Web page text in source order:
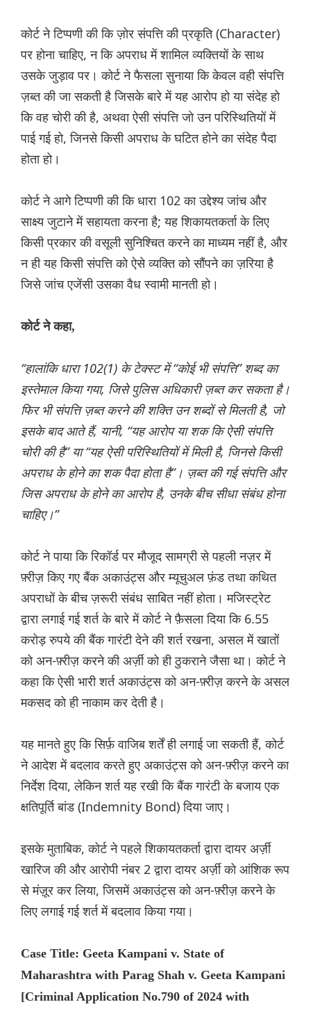
कोर्ट ने टिप्पणी की कि ज़ोर संपत्ति की प्रकृति (Character)
पर होना चाहिए, न कि अपराध में शामिल व्यक्तियों के साथ
उसके जुड़ाव पर। कोर्ट ने फैसला सुनाया कि केवल वही संपत्ति
ज़ब्त की जा सकती है जिसके बारे में यह आरोप हो या संदेह हो
कि वह चोरी की है, अथवा ऐसी संपत्ति जो उन परिस्थितियों में
पाई गई हो, जिनसे किसी अपराध के घटित होने का संदेह पैदा
होता हो।
कोर्ट ने आगे टिप्पणी की कि धारा 102 का उद्देश्य जांच और
साक्ष्य जुटाने में सहायता करना है; यह शिकायतकर्ता के लिए
किसी प्रकार की वसूली सुनिश्चित करने का माध्यम नहीं है, और
न ही यह किसी संपत्ति को ऐसे व्यक्ति को सौंपने का ज़रिया है
जिसे जांच एजेंसी उसका वैध स्वामी मानती हो।
कोर्ट ने कहा,
“हालांकि धारा 102(1) के टेक्स्ट में “कोई भी संपत्ति” शब्द का
इस्तेमाल किया गया, जिसे पुलिस अधिकारी ज़ब्त कर सकता है।
फिर भी संपत्ति ज़ब्त करने की शक्ति उन शब्दों से मिलती है, जो
इसके बाद आते हैं, यानी, “यह आरोप या शक कि ऐसी संपत्ति
चोरी की है” या “यह ऐसी परिस्थितियों में मिली है, जिनसे किसी
अपराध के होने का शक पैदा होता है”। ज़ब्त की गई संपत्ति और
जिस अपराध के होने का आरोप है, उनके बीच सीधा संबंध होना
चाहिए।”
कोर्ट ने पाया कि रिकॉर्ड पर मौजूद सामग्री से पहली नज़र में
फ़्रीज़ किए गए बैंक अकाउंट्स और म्यूचुअल फ़ंड तथा कथित
अपराधों के बीच ज़रूरी संबंध साबित नहीं होता। मजिस्ट्रेट
द्वारा लगाई गई शर्त के बारे में कोर्ट ने फ़ैसला दिया कि 6.55
करोड़ रुपये की बैंक गारंटी देने की शर्त रखना, असल में खातों
को अन-फ़्रीज़ करने की अर्ज़ी को ही ठुकराने जैसा था। कोर्ट ने
कहा कि ऐसी भारी शर्त अकाउंट्स को अन-फ़्रीज़ करने के असल
मकसद को ही नाकाम कर देती है।
यह मानते हुए कि सिर्फ़ वाजिब शर्तें ही लगाई जा सकती हैं, कोर्ट
ने आदेश में बदलाव करते हुए अकाउंट्स को अन-फ़्रीज़ करने का
निर्देश दिया, लेकिन शर्त यह रखी कि बैंक गारंटी के बजाय एक
क्षतिपूर्ति बांड (Indemnity Bond) दिया जाए।
इसके मुताबिक, कोर्ट ने पहले शिकायतकर्ता द्वारा दायर अर्ज़ी
खारिज की और आरोपी नंबर 2 द्वारा दायर अर्ज़ी को आंशिक रूप
से मंज़ूर कर लिया, जिसमें अकाउंट्स को अन-फ़्रीज़ करने के
लिए लगाई गई शर्त में बदलाव किया गया।
Case Title: Geeta Kampani v. State of
Maharashtra with Parag Shah v. Geeta Kampani
[Criminal Application No.790 of 2024 with